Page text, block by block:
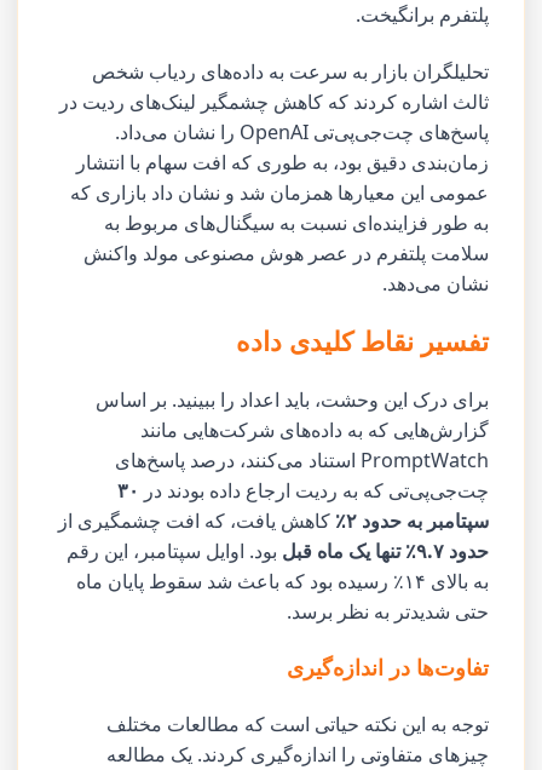
پلتفرم برانگیخت.
تحلیلگران بازار به سرعت به داده‌های ردیاب شخص
ثالث اشاره کردند که کاهش چشمگیر لینک‌های ردیت در
پاسخ‌های چت‌جی‌پی‌تی OpenAI را نشان می‌داد.
زمان‌بندی دقیق بود، به طوری که افت سهام با انتشار
عمومی این معیارها همزمان شد و نشان داد بازاری که
به طور فزاینده‌ای نسبت به سیگنال‌های مربوط به
سلامت پلتفرم در عصر هوش مصنوعی مولد واکنش
نشان می‌دهد.
تفسیر نقاط کلیدی داده
برای درک این وحشت، باید اعداد را ببینید. بر اساس
گزارش‌هایی که به داده‌های شرکت‌هایی مانند
PromptWatch استناد می‌کنند، درصد پاسخ‌های
چت‌جی‌پی‌تی که به ردیت ارجاع داده بودند در ۳۰
سپتامبر به حدود ۲٪
کاهش یافت، که افت چشمگیری از
حدود ۹.۷٪ تنها یک ماه قبل
بود. اوایل سپتامبر، این رقم
به بالای ۱۴٪ رسیده بود که باعث شد سقوط پایان ماه
حتی شدیدتر به نظر برسد.
تفاوت‌ها در اندازه‌گیری
توجه به این نکته حیاتی است که مطالعات مختلف
چیزهای متفاوتی را اندازه‌گیری کردند. یک مطالعه